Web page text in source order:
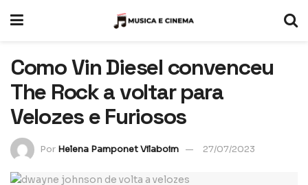
Como Vin Diesel convenceu
The Rock a voltar para
Velozes e Furiosos
Por Helena Pamponet Vilaboim 27/07/2023